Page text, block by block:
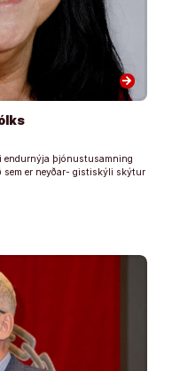
arrow_forward
endurnýja þjónustusamning
er neyðar- gistiskýli skýtur